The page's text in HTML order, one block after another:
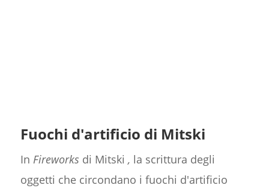
Fuochi d'artificio di Mitski
In Fireworks di Mitski , la scrittura degli
oggetti che circondano i fuochi d'artificio